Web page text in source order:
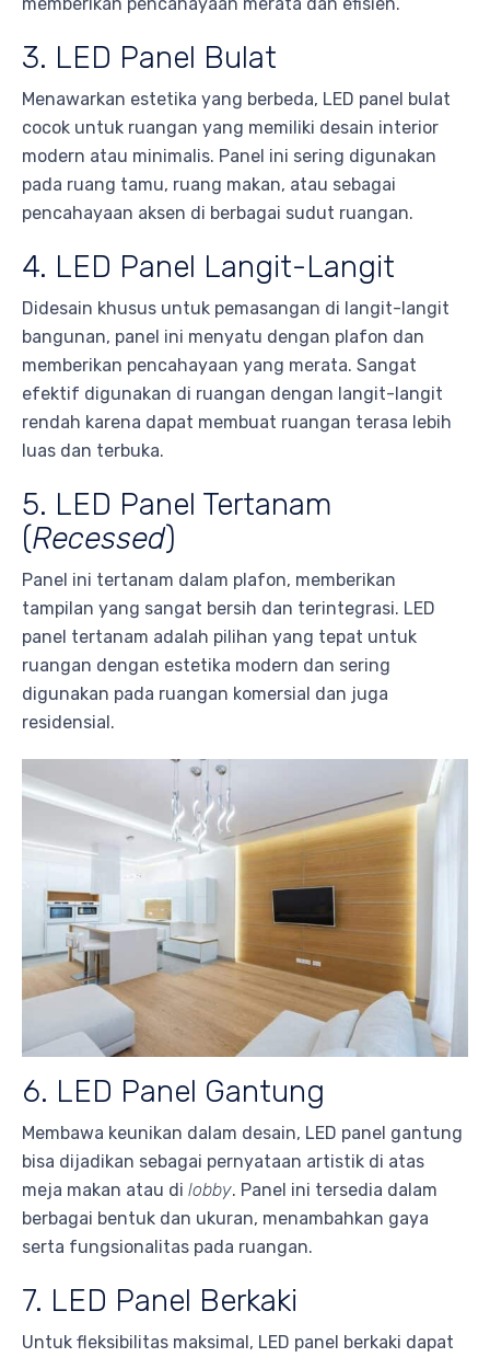
3. LED Panel Bulat
Menawarkan estetika yang berbeda, LED panel bulat
cocok untuk ruangan yang memiliki desain interior
modern atau minimalis. Panel ini sering digunakan
pada ruang tamu, ruang makan, atau sebagai
pencahayaan aksen di berbagai sudut ruangan.
4. LED Panel Langit-Langit
Didesain khusus untuk pemasangan di langit-langit
bangunan, panel ini menyatu dengan plafon dan
memberikan pencahayaan yang merata. Sangat
efektif digunakan di ruangan dengan langit-langit
rendah karena dapat membuat ruangan terasa lebih
luas dan terbuka.
5. LED Panel Tertanam
(Recessed)
Panel ini tertanam dalam plafon, memberikan
tampilan yang sangat bersih dan terintegrasi. LED
panel tertanam adalah pilihan yang tepat untuk
ruangan dengan estetika modern dan sering
digunakan pada ruangan komersial dan juga
residensial.
6. LED Panel Gantung
Membawa keunikan dalam desain, LED panel gantung
bisa dijadikan sebagai pernyataan artistik di atas
meja makan atau di lobby. Panel ini tersedia dalam
berbagai bentuk dan ukuran, menambahkan gaya
serta fungsionalitas pada ruangan.
7. LED Panel Berkaki
Untuk fleksibilitas maksimal, LED panel berkaki dapat